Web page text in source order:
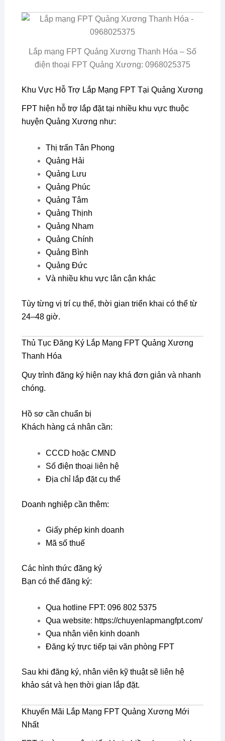
Lắp mạng FPT Quảng Xương Thanh Hóa – Số
điện thoại FPT Quảng Xương: 0968025375
Khu Vực Hỗ Trợ Lắp Mạng FPT Tại Quảng Xương
FPT hiện hỗ trợ lắp đặt tại nhiều khu vực thuộc
huyện Quảng Xương như:
Thị trấn Tân Phong
Quảng Hải
Quảng Lưu
Quảng Phúc
Quảng Tâm
Quảng Thịnh
Quảng Nham
Quảng Chính
Quảng Bình
Quảng Đức
Và nhiều khu vực lân cận khác
Tùy từng vị trí cụ thể, thời gian triển khai có thể từ
24–48 giờ.
Thủ Tục Đăng Ký Lắp Mạng FPT Quảng Xương
Thanh Hóa
Quy trình đăng ký hiện nay khá đơn giản và nhanh
chóng.
Hồ sơ cần chuẩn bị
Khách hàng cá nhân cần:
CCCD hoặc CMND
Số điện thoại liên hệ
Địa chỉ lắp đặt cụ thể
Doanh nghiệp cần thêm:
Giấy phép kinh doanh
Mã số thuế
Các hình thức đăng ký
Bạn có thể đăng ký:
Qua hotline FPT: 096 802 5375
Qua website: https://chuyenlapmangfpt.com/
Qua nhân viên kinh doanh
Đăng ký trực tiếp tại văn phòng FPT
Sau khi đăng ký, nhân viên kỹ thuật sẽ liên hệ
khảo sát và hẹn thời gian lắp đặt.
Khuyến Mãi Lắp Mạng FPT Quảng Xương Mới
Nhất